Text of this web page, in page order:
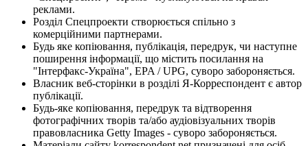
реклами.
Розділ Спецпроекти створюється спільно з
комерційними партнерами.
Будь яке копіювання, публікація, передрук, чи наступне
поширення інформації, що містить посилання на
"Інтерфакс-Україна", EPA / UPG, суворо забороняється.
Власник веб-сторінки в розділі Я-Корреспондент є автор
публікації.
Будь-яке копіювання, передрук та відтворення
фотографічних творів та/або аудіовізуальних творів
правовласника Getty Images - суворо забороняється.